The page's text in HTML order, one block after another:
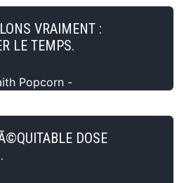
VRAIMENT :
LE TEMPS.
Popcorn -
DOSE